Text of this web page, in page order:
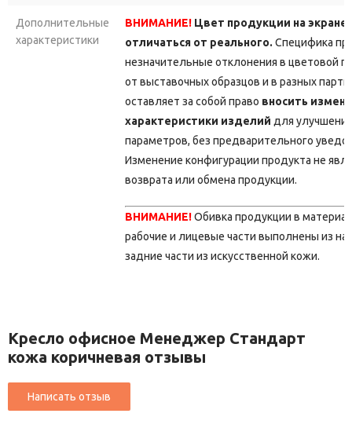
Дополнительные
характеристики
ВНИМАНИЕ! Цвет продукции на
отличаться от реального. Специфика
незначительные отклонения в цветовой
от выставочных образцов и в разных
оставляет за собой право вносить
характеристики изделий для
параметров, без предварительного
Изменение конфигурации продукта не
возврата или обмена продукции.
ВНИМАНИЕ!Обивка продукции в
рабочие и лицевые части выполнены из
задние части из искусственной кожи.
Кресло офисное Менеджер Стандарт
кожа коричневая отзывы